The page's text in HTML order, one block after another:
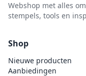
Webshop met alles
stempels, tools en
Shop
Nieuwe producten
Aanbiedingen